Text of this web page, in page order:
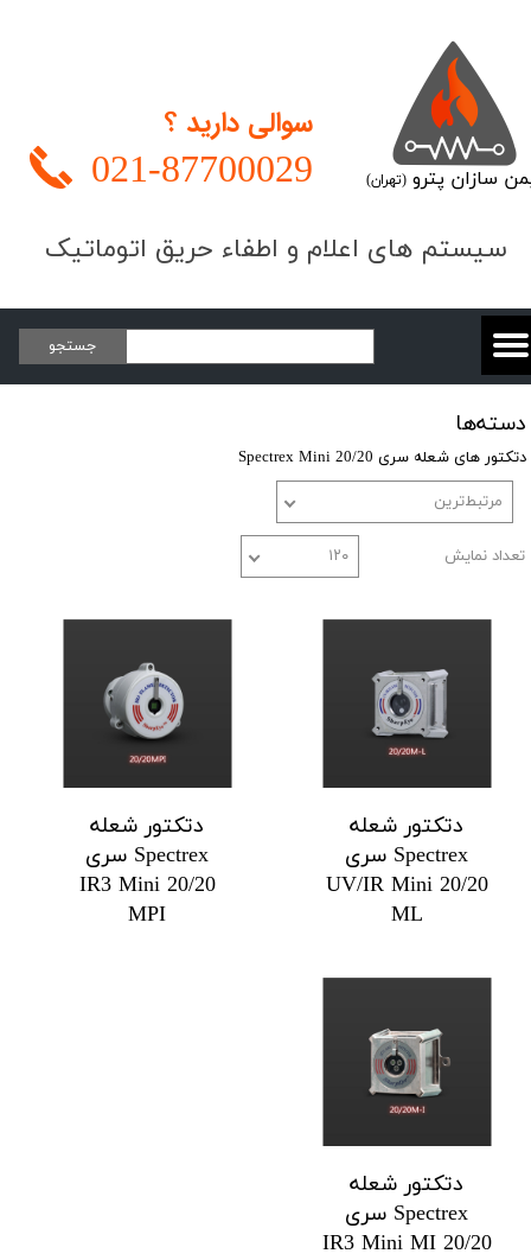
​​​سیستم های اعلام و اطفاء حریق اتوماتیک
سازان پترو(تهران)
سوالی دارید ؟
021-87700029
جستجو
دسته‌ها
دتکتور های شعله سری 20/20 Spectrex Mini
مرتبط‌ترین
تعداد نمایش ۱۲۰
دتکتور شعله
Spectrex سری
20/20 UV/IR Mini
ML
دتکتور شعله
Spectrex سری
20/20 IR3 Mini
MPI
دتکتور شعله
Spectrex سری
20/20 IR3 Mini MI